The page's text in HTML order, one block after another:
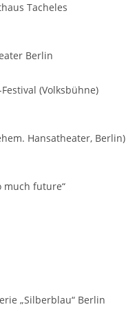
Tacheles
Berlin
(Volksbühne)
Hansatheater, Berlin)
much future“
„Silberblau“ Berlin